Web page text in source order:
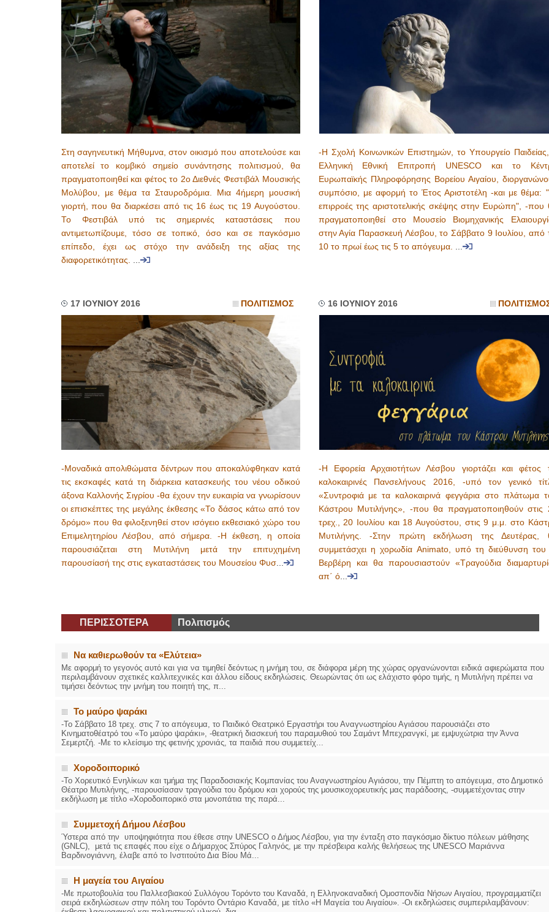
Στη σαγηνευτική Μήθυμνα, στον οικισμό που αποτελούσε και
αποτελεί το κομβικό σημείο συνάντησης πολιτισμού, θα
πραγματοποιηθεί και φέτος το 2ο Διεθνές Φεστιβάλ Μουσικής
Μολύβου, με θέμα τα Σταυροδρόμια. Μια 4ήμερη μουσική
γιορτή, που θα διαρκέσει από τις 16 έως τις 19 Αυγούστου.
Το Φεστιβάλ υπό τις σημερινές καταστάσεις που
αντιμετωπίζουμε, τόσο σε τοπικό, όσο και σε παγκόσμιο
επίπεδο, έχει ως στόχο την ανάδειξη της αξίας της
διαφορετικότητας. ...
-Η Σχολή Κοινωνικών Επιστημών, το Υπουργείο
Ελληνική Εθνική Επιτροπή UNESCO και το
Ευρωπαϊκής Πληροφόρησης Βορείου Αιγαίου,
συμπόσιο, με αφορμή το Έτος Αριστοτέλη -και με θέμα:
επιρροές της αριστοτελικής σκέψης στην Ευρώπη", -που
πραγματοποιηθεί στο Μουσείο Βιομηχανικής
στην Αγία Παρασκευή Λέσβου, το Σάββατο 9 Ιουλίου, από
10 το πρωί έως τις 5 το απόγευμα. ...
17 ΙΟΥΝΙΟΥ 2016 ΠΟΛΙΤΙΣΜΟΣ
-Μοναδικά απολιθώματα δέντρων που αποκαλύφθηκαν κατά
τις εκσκαφές κατά τη διάρκεια κατασκευής του νέου οδικού
άξονα Καλλονής Σιγρίου -θα έχουν την ευκαιρία να γνωρίσουν
οι επισκέπτες της μεγάλης έκθεσης «Το δάσος κάτω από τον
δρόμο» που θα φιλοξενηθεί στον ισόγειο εκθεσιακό χώρο του
Επιμελητηρίου Λέσβου, από σήμερα. -Η έκθεση, η οποία
παρουσιάζεται στη Μυτιλήνη μετά την επιτυχημένη
παρουσίασή της στις εγκαταστάσεις του Μουσείου Φυσ...
16 ΙΟΥΝΙΟΥ 2016
-Η Εφορεία Αρχαιοτήτων Λέσβου γιορτάζει και φέτος
καλοκαιρινές Πανσελήνους 2016, -υπό τον γενικό
«Συντροφιά με τα καλοκαιρινά φεγγάρια στο πλάτωμα
Κάστρου Μυτιλήνης», -που θα πραγματοποιηθούν στις
τρεχ., 20 Ιουλίου και 18 Αυγούστου, στις 9 μ.μ. στο
Μυτιλήνης. -Στην πρώτη εκδήλωση της Δευτέρας,
συμμετάσχει η χορωδία Animato, υπό τη διεύθυνση του
Βερβέρη και θα παρουσιαστούν «Τραγούδια
απ΄ ό...
ΠΕΡΙΣΣΟΤΕΡΑ Πολιτισμός
Να καθιερωθούν τα «Ελύτεια»
Με αφορμή το γεγονός αυτό και για να τιμηθεί δεόντως η μνήμη του, σε διάφορα μέρη της χώρας οργανώνονται ειδικά αφιερώματα που
περιλαμβάνουν σχετικές καλλιτεχνικές και άλλου είδους εκδηλώσεις. Θεωρώντας ότι ως ελάχιστο φόρο τιμής, η Μυτιλήνη πρέπει να
τιμήσει δεόντως την μνήμη του ποιητή της, π...
Το μαύρο ψαράκι
-Το Σάββατο 18 τρεχ. στις 7 το απόγευμα, το Παιδικό Θεατρικό Εργαστήρι του Αναγνωστηρίου Αγιάσου παρουσιάζει στο
Κινηματοθέατρό του «Το μαύρο ψαράκι», -θεατρική διασκευή του παραμυθιού του Σαμάντ Μπεχρανγκί, με εμψυχώτρια την Άννα
Σεμερτζή. -Με το κλείσιμο της φετινής χρονιάς, τα παιδιά που συμμετείχ...
Χοροδοιπορικό
-Το Χορευτικό Ενηλίκων και τμήμα της Παραδοσιακής Κομπανίας του Αναγνωστηρίου Αγιάσου, την Πέμπτη το απόγευμα, στο Δημοτικό
Θέατρο Μυτιλήνης, -παρουσίασαν τραγούδια του δρόμου και χορούς της μουσικοχορευτικής μας παράδοσης, -συμμετέχοντας στην
εκδήλωση με τίτλο «Χοροδοιπορικό στα μονοπάτια της παρά...
Συμμετοχή Δήμου Λέσβου
Ύστερα από την υποψηφιότητα που έθεσε στην UNESCO ο Δήμος Λέσβου, για την ένταξη στο παγκόσμιο δίκτυο πόλεων μάθησης
(GNLC), μετά τις επαφές που είχε ο Δήμαρχος Σπύρος Γαληνός, με την πρέσβειρα καλής θελήσεως της UNESCO Μαριάννα
Βαρδινογιάννη, έλαβε από το Ινστιτούτο Δια Βίου Μά...
Η μαγεία του Aιγαίου
-Με πρωτοβουλία του Παλλεσβιακού Συλλόγου Τορόντο του Καναδά, η Ελληνοκαναδική Ομοσπονδία Νήσων Αιγαίου, προγραμματίζει
σειρά εκδηλώσεων στην πόλη του Τορόντο Οντάριο Καναδά, με τίτλο «Η Μαγεία του Αιγαίου». -Οι εκδηλώσεις συμπεριλαμβάνουν: